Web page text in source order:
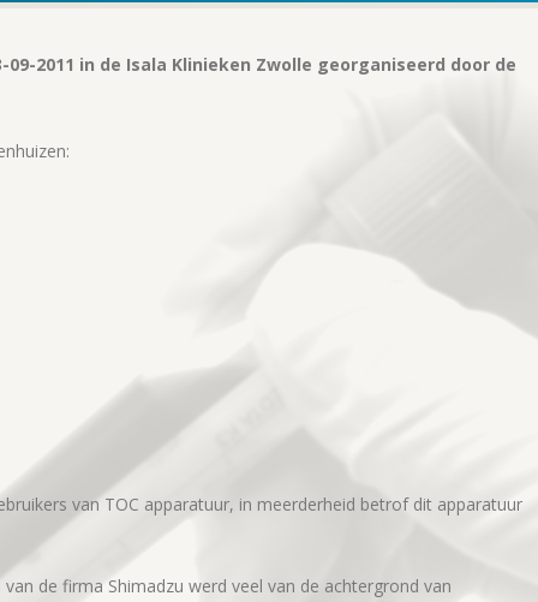
2011 in de Isala Klinieken Zwolle georganiseerd door de
van TOC apparatuur, in meerderheid betrof dit apparatuur
de firma Shimadzu werd veel van de achtergrond van